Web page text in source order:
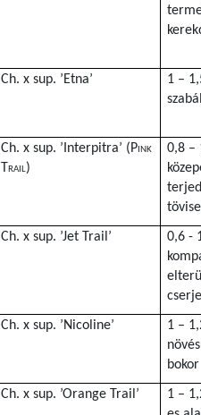
Ch. x sup. ’Etna’
1 –
Ch. x sup. ’Interpitra’ (Pink
Trail)
0,8 –
Ch. x sup. ’Jet Trail’
0,6 -
cserje
Ch. x sup. ’Nicoline’
1 –
bokor
Ch. x sup. ’Orange Trail’
1 –